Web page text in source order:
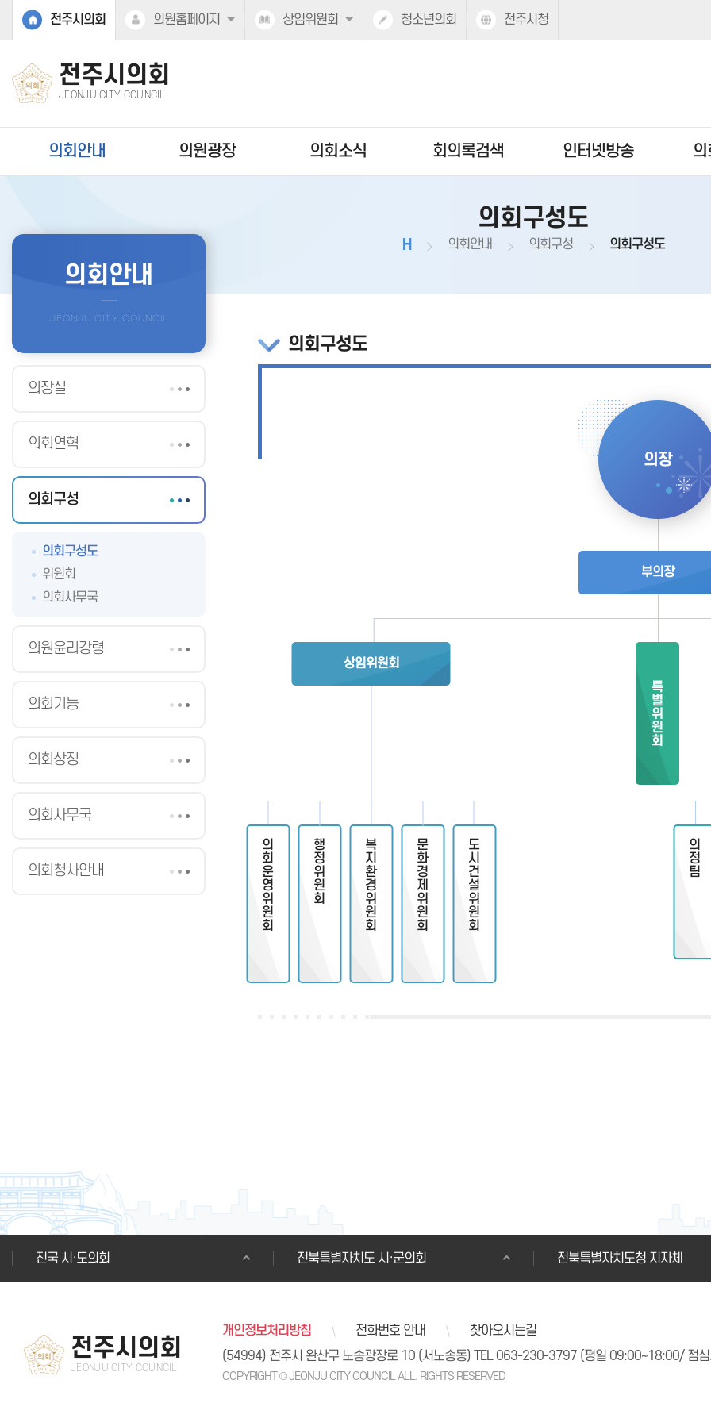
본문바로가기
전주시의회
의원홈페이지 상임위원회 청소년의회 전주시청
전주시의회
JEONJU CITY COUNCIL
의회안내 의원광장 의회소식 회의록검색 인터넷방송 의
의회구성도
H 의회안내 의회구성 의회구성도
의회안내
의장실
의회연혁
의회구성
의회구성도
위원회
의회사무국
의원윤리강령
의회기능
의회상징
의회사무국
의회청사안내
의회구성도
의장
부의장
상임위원회
의회운영위원회 행정위원회 복지환경위원회 문화경제위원회 도시건설위원회
특별위원회
의정팀
전국 시·도의회 전북특별자치도 시·군의회 전북특별자치도청 지자체
전주시의회
JEONJU CITY COUNCIL
개인정보처리방침 전화번호 안내
찾아오시는길
(54994) 전주시 완산구 노송광장로 10 (서노송동) TEL 063-230-3797 (평일 09:00~18:00/ 점
COPYRIGHT © JEONJU CITY COUNCIL ALL. RIGHTS RESERVED